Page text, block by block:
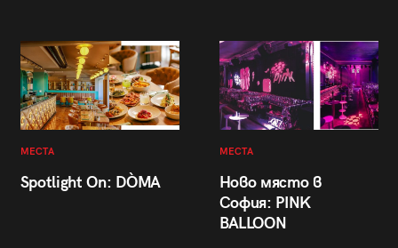
МЕСТА
Spotlight On: DÒMA
МЕСТА
Ново място в
София: PINK
BALLOON